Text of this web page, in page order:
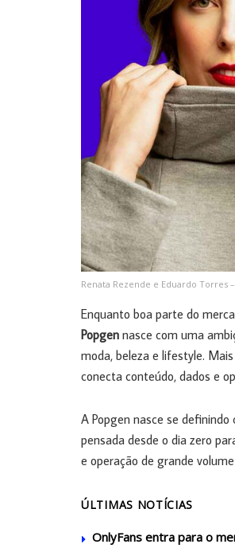
Renata Rezende e Eduardo Torres
Enquanto boa parte do
Popgen nasce com uma
moda, beleza e lifestyle.
conecta conteúdo, dados e
A Popgen nasce se
pensada desde o dia zero
e operação de grande
ÚLTIMAS NOTÍCIAS
OnlyFans entra para o